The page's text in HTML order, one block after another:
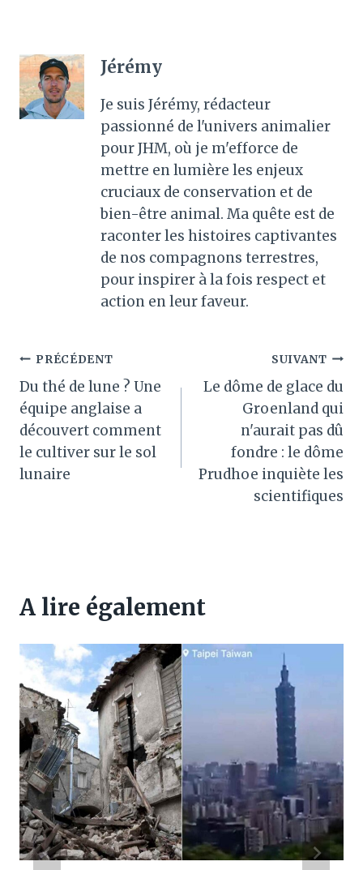
Jérémy
Je suis Jérémy, rédacteur
passionné de l'univers animalier
pour JHM, où je m'efforce de
mettre en lumière les enjeux
cruciaux de conservation et de
bien-être animal. Ma quête est de
raconter les histoires captivantes
de nos compagnons terrestres,
pour inspirer à la fois respect et
action en leur faveur.
Navigation
de
l’article
PRÉCÉDENT
Du thé de lune ? Une
équipe anglaise a
découvert comment
le cultiver sur le sol
lunaire
SUIVANT
Le dôme de glace du
Groenland qui
n'aurait pas dû
fondre : le dôme
Prudhoe inquiète les
scientifiques
A lire également